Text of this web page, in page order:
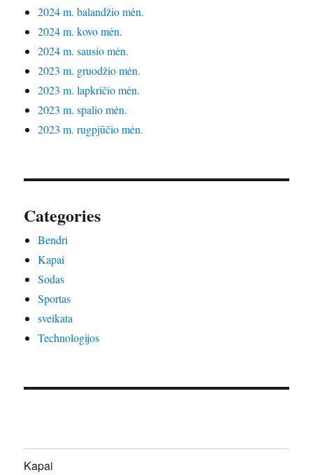
2024 m. balandžio mėn.
2024 m. kovo mėn.
2024 m. sausio mėn.
2023 m. gruodžio mėn.
2023 m. lapkričio mėn.
2023 m. spalio mėn.
2023 m. rugpjūčio mėn.
Categories
Bendri
Kapai
Sodas
Sportas
sveikata
Technologijos
Kapai